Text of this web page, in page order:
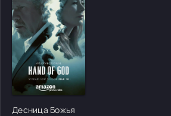
[/xfgiven_cvh_poster_urlcvh_poster_url]
Десница Божья